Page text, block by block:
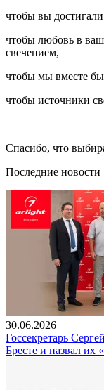
чтобы вы
чтобы любовь в
свечением,
чтобы мы вместе
чтобы источники
Спасибо, что
Последние новости
30.06.2026
Госсекретарь
Бресте и назвал их